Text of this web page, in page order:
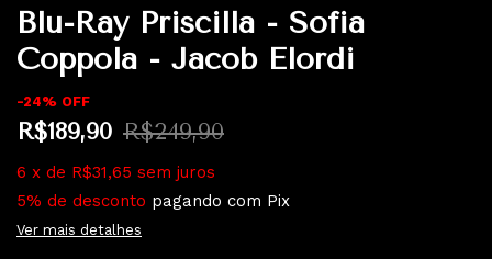
Blu-Ray Priscilla - Sofia
Coppola - Jacob Elordi
-24% OFF
R$189,90 R$249,90
6 x de R$31,65 sem juros
5% de desconto pagando com Pix
Ver mais detalhes